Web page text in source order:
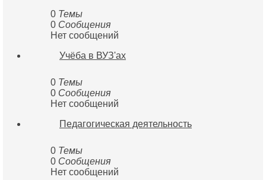
0 Темы
0 Сообщения
Нет сообщений
Учёба в ВУЗ'ах
0 Темы
0 Сообщения
Нет сообщений
Педагогическая деятельность
0 Темы
0 Сообщения
Нет сообщений